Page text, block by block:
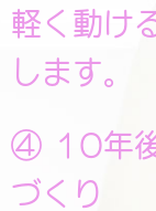
軽く動け
します。
④ 10年後
づくり